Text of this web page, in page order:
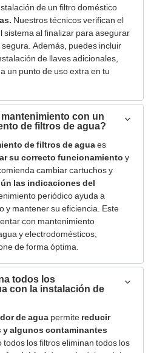
de un filtro doméstico
Nuestros técnicos verifican el
sistema al finalizar para asegurar
Además, puedes incluir
de llaves adicionales,
un punto de uso extra en tu
con un
de filtros de agua?
de filtros de aguaes
su correcto funcionamiento y
cambiar cartuchos y
las indicaciones del
periódico ayuda a
y mantener su eficiencia. Este
con mantenimiento
y electrodomésticos,
de forma óptima.
todos los
con la instalación de
de agua permite reducir
algunos contaminantes
todos los filtros eliminan todos los